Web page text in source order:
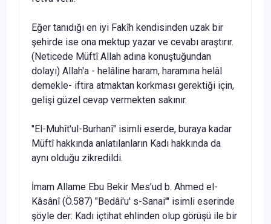
Eğer tanıdığı en iyi Fakîh kendisinden uzak bir
şehirde ise ona mektup yazar ve cevabı araştırır.
(Neticede Müftî Allah adına konuş­tuğundan
dolayı) Allah'a - helâline haram, haramına helâl
demekle- if­tira atmaktan korkması gerektiği için,
gelişi güzel cevap vermekten sa­kınır.
"El-Muhît'ul-Burhanî" isimli eserde, buraya kadar
Müftî hakkında anlatılanların Kadı hakkında da
aynı olduğu zikredildi.
İmam Allame Ebu Bekir Mes'ud b. Ahmed el-
Kâsânî (Ö.587) "Bedâi'u' s-Sanai'" isimli eserinde
şöyle der: Kadı içtihat ehlinden olup görüşü ile bir